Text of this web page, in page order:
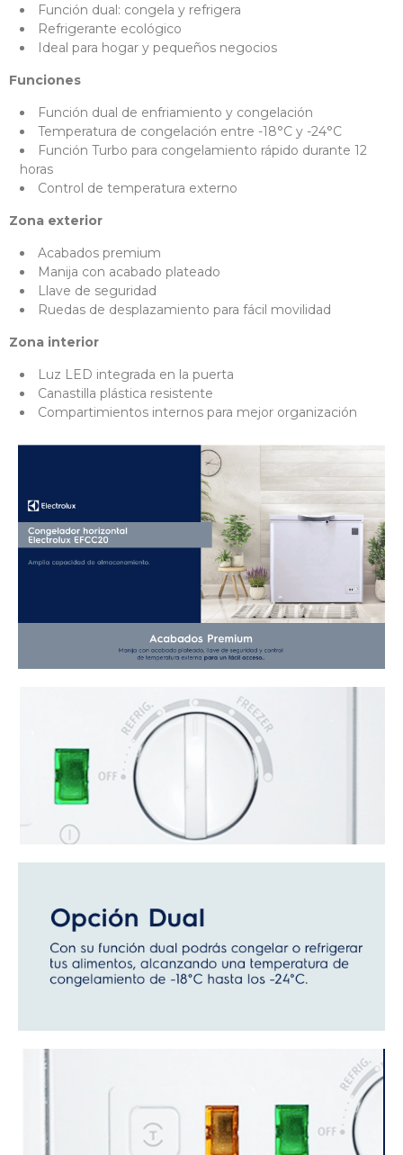
Función dual: congela y refrigera
Refrigerante ecológico
Ideal para hogar y pequeños negocios
Funciones
Función dual de enfriamiento y congelación
Temperatura de congelación entre -18°C y -24°C
Función Turbo para congelamiento rápido durante 12
horas
Control de temperatura externo
Zona exterior
Acabados premium
Manija con acabado plateado
Llave de seguridad
Ruedas de desplazamiento para fácil movilidad
Zona interior
Luz LED integrada en la puerta
Canastilla plástica resistente
Compartimientos internos para mejor organización